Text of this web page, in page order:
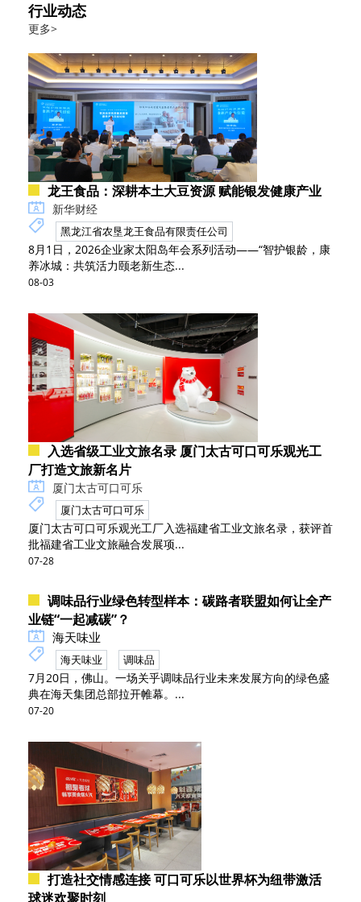
行业动态
更多>
龙王食品：深耕本土大豆资源 赋能银发健康产业
新华财经
黑龙江省农垦龙王食品有限责任公司
8月1日，2026企业家太阳岛年会系列活动——“智护银龄，康
养冰城：共筑活力颐老新生态...
08-03
入选省级工业文旅名录 厦门太古可口可乐观光工
厂打造文旅新名片
厦门太古可口可乐
厦门太古可口可乐
厦门太古可口可乐观光工厂入选福建省工业文旅名录，获评首
批福建省工业文旅融合发展项...
07-28
调味品行业绿色转型样本：碳路者联盟如何让全产
业链“一起减碳”？
海天味业
海天味业 调味品
7月20日，佛山。一场关乎调味品行业未来发展方向的绿色盛
典在海天集团总部拉开帷幕。...
07-20
打造社交情感连接 可口可乐以世界杯为纽带激活
球迷欢聚时刻